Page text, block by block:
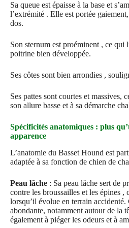
Sa queue est épaisse à la base et
l’extrémité . Elle est portée
dos.
Son sternum est proéminent , ce qui
poitrine bien développée.
Ses côtes sont bien arrondies ,
Ses pattes sont courtes et massives,
son allure basse et à sa démarche
Spécificités anatomiques : plus
apparence
L’anatomie du Basset Hound est
adaptée à sa fonction de chien de
Peau lâche : Sa peau lâche sert de
contre les broussailles et les épines ,
lorsqu’il évolue en terrain accidenté.
abondante, notamment autour de la
également à piéger les odeurs et à